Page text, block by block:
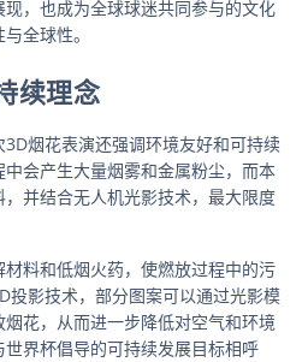
，也成为全球球迷共同参与的文化
全球性。
续理念
烟花表演还强调环境友好和可持续
会产生大量烟雾和金属粉尘，而本
并结合无人机光影技术，最大限度
料和低烟火药，使燃放过程中的污
投影技术，部分图案可以通过光影模
花，从而进一步降低对空气和环境
界杯倡导的可持续发展目标相呼